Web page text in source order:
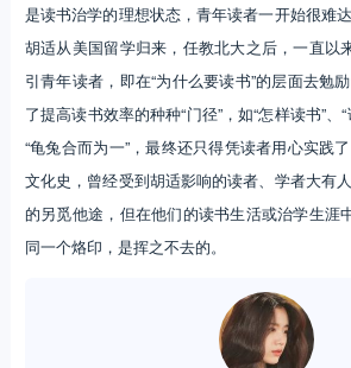
是读书治学的理想状态，青年读者一开始很难
胡适从美国留学归来，任教北大之后，一直以
引青年读者，即在“为什么要读书”的层面去勉
了提高读书效率的种种“门径”，如“怎样读书”、
“龟兔合而为一”，最终还只得凭读者用心实践
文化史，曾经受到胡适影响的读者、学者大有
的另觅他途，但在他们的读书生活或治学生涯
同一个烙印，是挥之不去的。